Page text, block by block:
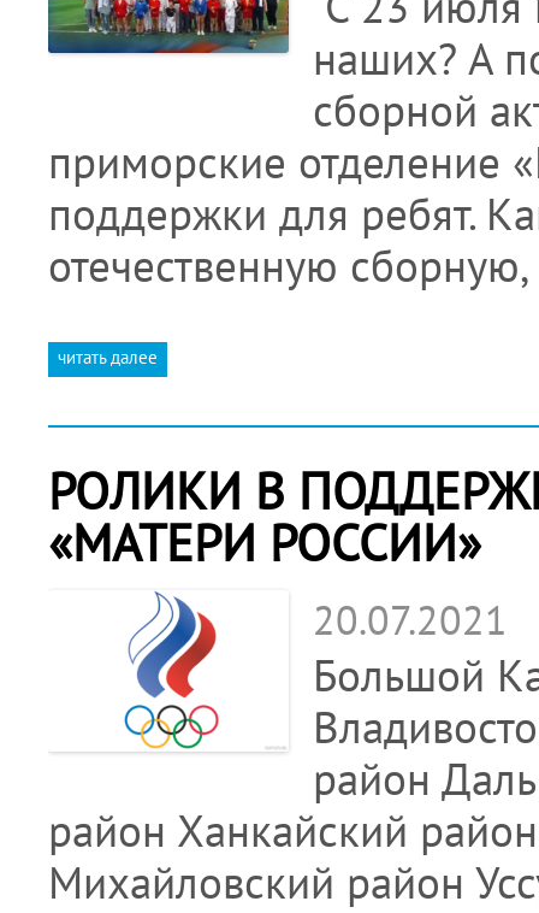
наших? А
сборной
приморские отделение
поддержки для ребят.
отечественную
читать далее
РОЛИКИ В
«МАТЕРИ РОССИИ»
20.07.2021
Большой
район
район Ханкайский
Михайловский район